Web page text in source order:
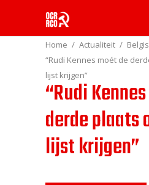
Home Actualiteit
“Rudi Kennes moét de
lijst krijgen”
“Rudi
derde plaats
lijst krijgen”